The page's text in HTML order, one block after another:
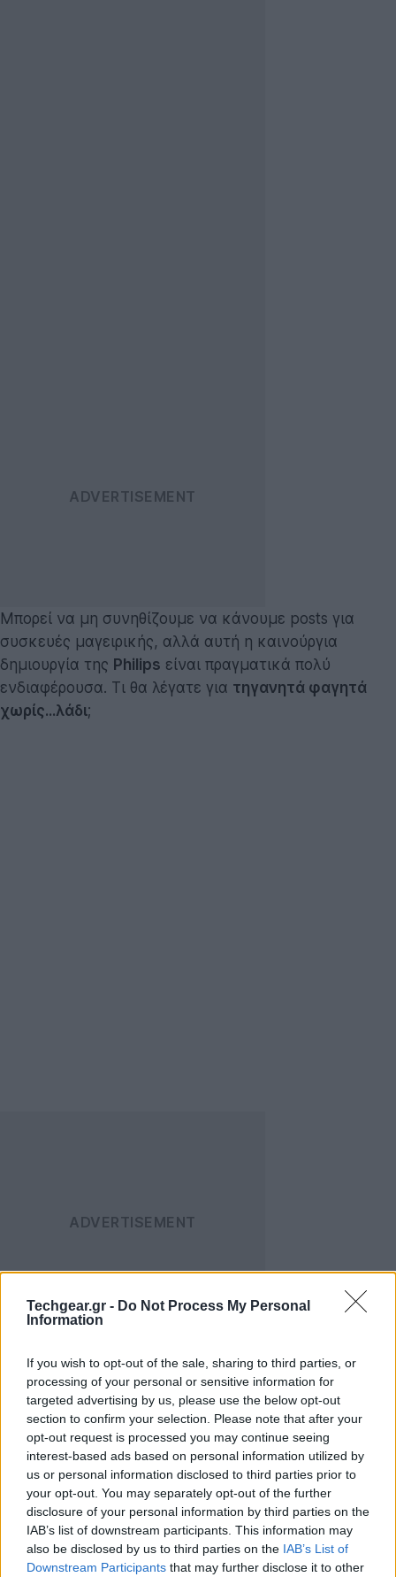
Techgear.gr - Do Not Process My Personal
Information
If you wish to opt-out of the sale, sharing to third parties, or
processing of your personal or sensitive information for
targeted advertising by us, please use the below opt-out
section to confirm your selection. Please note that after your
opt-out request is processed you may continue seeing
interest-based ads based on personal information utilized by
us or personal information disclosed to third parties prior to
your opt-out. You may separately opt-out of the further
disclosure of your personal information by third parties on the
IAB’s list of downstream participants. This information may
also be disclosed by us to third parties on the IAB’s List of
Downstream Participants that may further disclose it to other
Μπορεί να μη συνηθίζουμε να κάνουμε posts για
συσκευές μαγειρικής, αλλά αυτή η καινούργια
δημιουργία της Philips είναι πραγματικά πολύ
ενδιαφέρουσα. Τι θα λέγατε για τηγανητά φαγητά
χωρίς...λάδι;
Airfryer , η οποία χρησιμοποιεί την πατενταρισμένη
τεχνολογία Rapid Airγια συνεχή κυκλική θέρμανση
του φαγητού, με αποτέλεσμα το μαγείρεμα να γίνεται
τέλεια με 80% λιγότερα λιπαρά, καθώς δεν
χρησιμοποιείται καθόλου λάδι! Μάλιστα, η διαδικασία
κρατάμόλις 12 λεπτά.